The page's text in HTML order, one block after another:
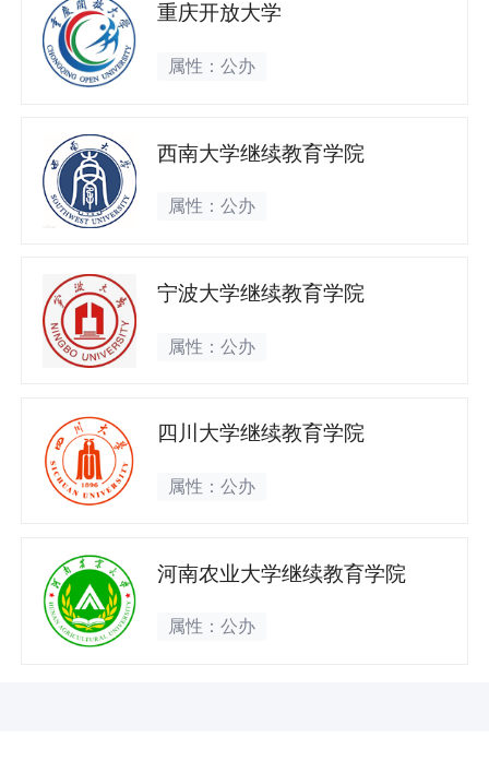
重庆开放大学
属性：公办
西南大学继续教育学院
属性：公办
宁波大学继续教育学院
属性：公办
四川大学继续教育学院
属性：公办
河南农业大学继续教育学院
属性：公办